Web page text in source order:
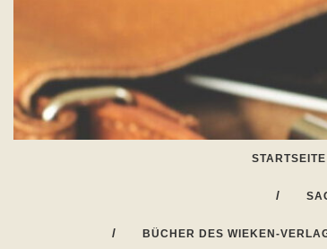
STARTSEITE
BÜCHER DES WIEKEN-